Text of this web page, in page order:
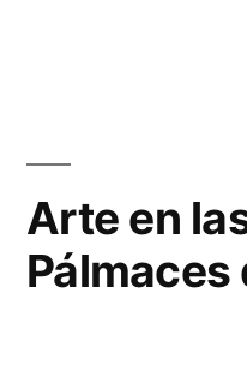
Arte en
Pálmaces